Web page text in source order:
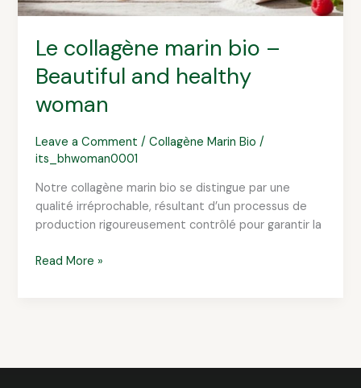
Le collagène marin bio –
Beautiful and healthy
woman
Leave a Comment /Collagène Marin Bio /
its_bhwoman0001
Notre collagène marin bio se distingue par une
qualité irréprochable, résultant d’un processus de
production rigoureusement contrôlé pour garantir la
Read More »